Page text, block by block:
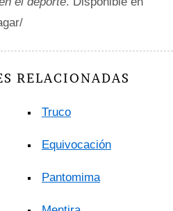
RELACIONADAS
Truco
Equivocación
Pantomima